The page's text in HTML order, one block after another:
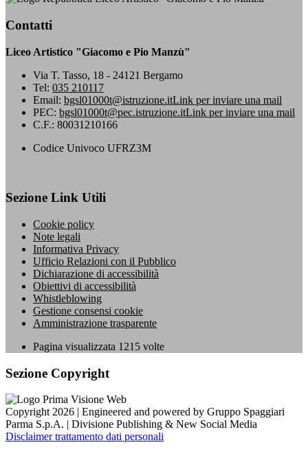
Contatti
Liceo Artistico "Giacomo e Pio Manzù"
Via T. Tasso, 18 - 24121 Bergamo
Tel: 035 210117
Email: bgsl01000t@istruzione.itLink per inviare una mail
PEC: bgsl01000t@pec.istruzione.itLink per inviare una mail
C.F.: 80031210166
Codice Univoco UFRZ3M
Sezione Link Utili
Cookie policy
Note legali
Informativa Privacy
Ufficio Relazioni con il Pubblico
Dichiarazione di accessibilità
Obiettivi di accessibilità
Whistleblowing
Gestione consensi cookie
Amministrazione trasparente
Pagina visualizzata 1215 volte
Sezione Copyright
Copyright 2026 | Engineered and powered by Gruppo Spaggiari
Parma S.p.A. | Divisione Publishing & New Social Media
Disclaimer trattamento dati personali